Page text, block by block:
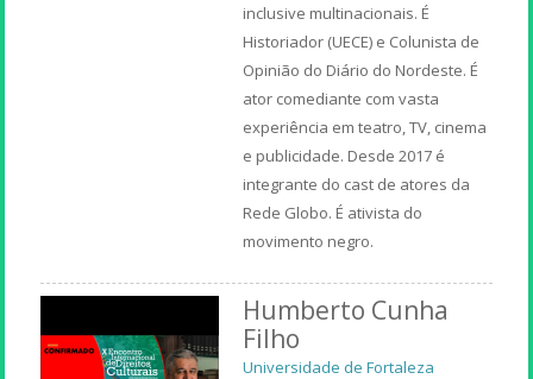
inclusive multinacionais. É
Historiador (UECE) e Colunista de
Opinião do Diário do Nordeste. É
ator comediante com vasta
experiência em teatro, TV, cinema
e publicidade. Desde 2017 é
integrante do cast de atores da
Rede Globo. É ativista do
movimento negro.
Humberto Cunha
Filho
Universidade de Fortaleza